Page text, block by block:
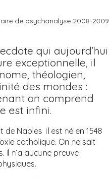
de psychanalyse 2008-2009
qui aujourd’hui
exceptionnelle, il
théologien,
des mondes :
on comprend
est infini.
de Naples il est né en 1548
catholique. On ne sait
Il n’a aucune preuve